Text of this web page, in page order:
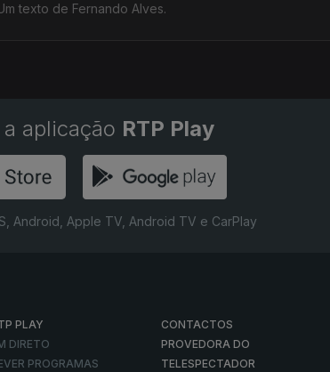
texto de Fernando Alves.
aplicação RTP Play
Android, Apple TV, Android TV e CarPlay
PLAY
DIRETO
PROGRAMAS
CONTACTOS
PROVEDORA DO
TELESPECTADOR